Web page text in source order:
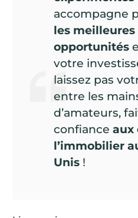
accompagne
les meilleures
opportunités
votre
laissez pas
entre les
d’amateurs,
confianceaux
l’immobilier
Unis !